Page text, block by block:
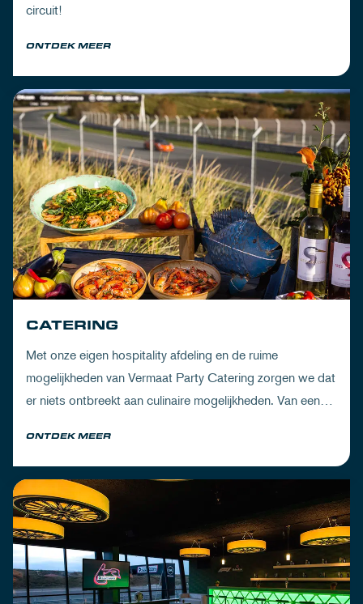
circuit!
ONTDEK MEER
CATERING
Met onze eigen hospitality afdeling en de ruime
mogelijkheden van Vermaat Party Catering zorgen we dat
er niets ontbreekt aan culinaire mogelijkheden. Van een
ONTDEK MEER